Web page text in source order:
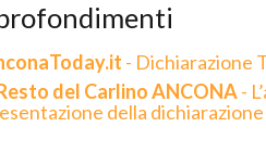
- Dichiarazione
del Carlino ANCONA-
della